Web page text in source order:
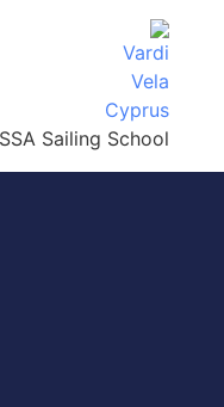
Sailing School